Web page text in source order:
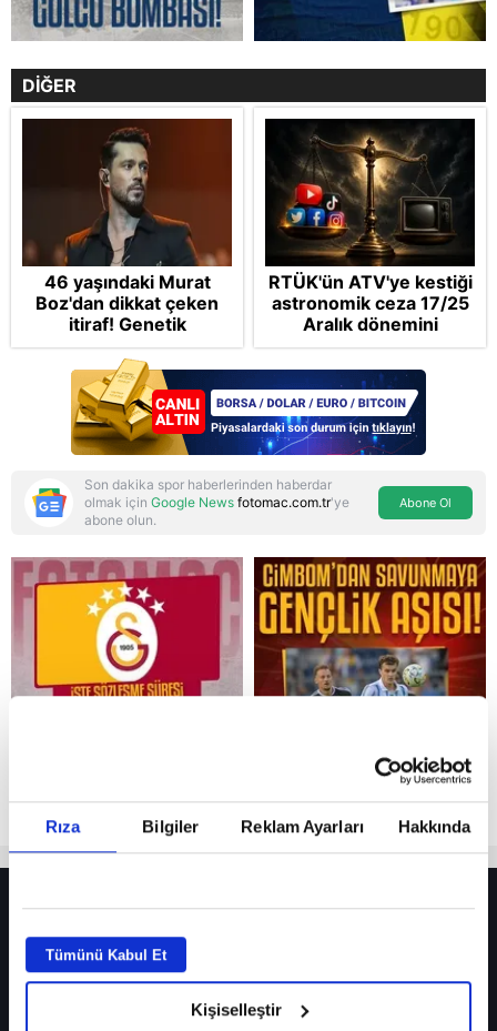
Rıza Bilgiler Reklam Ayarları Hakkında
Tümünü Kabul Et
Kişiselleştir
Reddet
DİĞER
46 yaşındaki Murat
Boz'dan dikkat çeken
itiraf! Genetik
korkusunu açıkladı
RTÜK'ün ATV'ye kestiği
astronomik ceza 17/25
Aralık dönemini
anımsattı! Milli yayınlara
"yaptırım" kıskacı:
Turkuvaz Medya neden
hedefte?
Son dakika spor haberlerinden haberdar
olmak için Google News fotomac.com.tr'ye
abone olun.
Abone Ol
Fenerbahçe’de sürpriz ayrılık ihtimali! Devre arasında gelmişti
Fenerbahçe’nin yeni transferi Mason Greenwood için olay sözler!
Galatasaray’da rota yeniden Thiago Almada!